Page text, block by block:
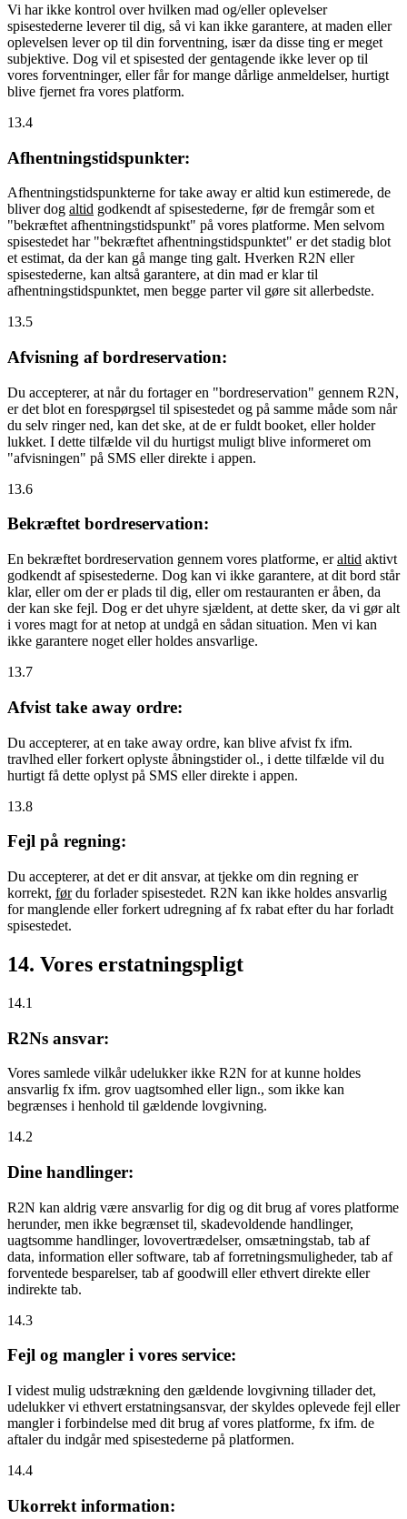
Vi har ikke kontrol over hvilken mad og/eller oplevelser
spisestederne leverer til dig, så vi kan ikke garantere, at maden eller
oplevelsen lever op til din forventning, især da disse ting er meget
subjektive. Dog vil et spisested der gentagende ikke lever op til
vores forventninger, eller får for mange dårlige anmeldelser, hurtigt
blive fjernet fra vores platform.
13.4
Afhentningstidspunkter:
Afhentningstidspunkterne for take away er altid kun estimerede, de
bliver dog altid godkendt af spisestederne, før de fremgår som et
"bekræftet afhentningstidspunkt" på vores platforme. Men selvom
spisestedet har "bekræftet afhentningstidspunktet" er det stadig blot
et estimat, da der kan gå mange ting galt. Hverken R2N eller
spisestederne, kan altså garantere, at din mad er klar til
afhentningstidspunktet, men begge parter vil gøre sit allerbedste.
13.5
Afvisning af bordreservation:
Du accepterer, at når du fortager en "bordreservation" gennem R2N,
er det blot en forespørgsel til spisestedet og på samme måde som når
du selv ringer ned, kan det ske, at de er fuldt booket, eller holder
lukket. I dette tilfælde vil du hurtigst muligt blive informeret om
"afvisningen" på SMS eller direkte i appen.
13.6
Bekræftet bordreservation:
En bekræftet bordreservation gennem vores platforme, eraltid aktivt
godkendt af spisestederne. Dog kan vi ikke garantere, at dit bord står
klar, eller om der er plads til dig, eller om restauranten er åben, da
der kan ske fejl. Dog er det uhyre sjældent, at dette sker, da vi gør alt
i vores magt for at netop at undgå en sådan situation. Men vi kan
ikke garantere noget eller holdes ansvarlige.
13.7
Afvist take away ordre:
Du accepterer, at en take away ordre, kan blive afvist fx ifm.
travlhed eller forkert oplyste åbningstider ol., i dette tilfælde vil du
hurtigt få dette oplyst på SMS eller direkte i appen.
13.8
Fejl på regning:
Du accepterer, at det er dit ansvar, at tjekke om din regning er
korrekt, førdu forlader spisestedet. R2N kan ikke holdes ansvarlig
for manglende eller forkert udregning af fx rabat efter du har forladt
spisestedet.
14. Vores erstatningspligt
14.1
R2Ns ansvar:
Vores samlede vilkår udelukker ikke R2N for at kunne holdes
ansvarlig fx ifm. grov uagtsomhed eller lign., som ikke kan
begrænses i henhold til gældende lovgivning.
14.2
Dine handlinger:
R2N kan aldrig være ansvarlig for dig og dit brug af vores platforme
herunder, men ikke begrænset til, skadevoldende handlinger,
uagtsomme handlinger, lovovertrædelser, omsætningstab, tab af
data, information eller software, tab af forretningsmuligheder, tab af
forventede besparelser, tab af goodwill eller ethvert direkte eller
indirekte tab.
14.3
Fejl og mangler i vores service:
I videst mulig udstrækning den gældende lovgivning tillader det,
udelukker vi ethvert erstatningsansvar, der skyldes oplevede fejl eller
mangler i forbindelse med dit brug af vores platforme, fx ifm. de
aftaler du indgår med spisestederne på platformen.
14.4
Ukorrekt information: